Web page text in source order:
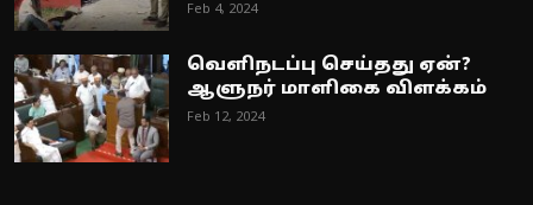
Feb 4, 2024
வெளிநடப்பு செய்தது ஏன்?
ஆளுநர் மாளிகை விளக்கம்
Feb 12, 2024